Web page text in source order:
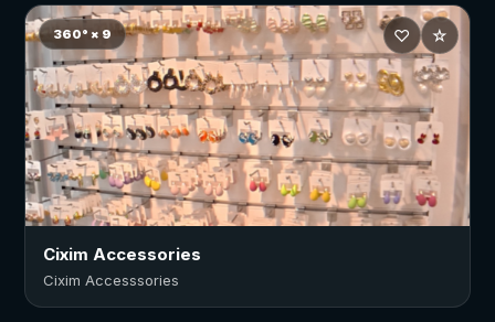
360° × 9 ♡ ☆
Cixim Accessories
Cixim Accesssories